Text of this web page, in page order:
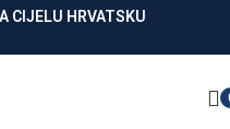
CIJELU HRVATSKU